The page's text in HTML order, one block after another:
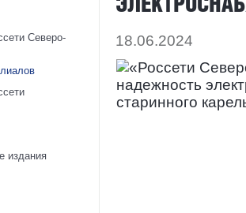
Северо-
издания
18.06.2024